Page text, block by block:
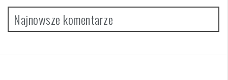
Najnowsze komentarze